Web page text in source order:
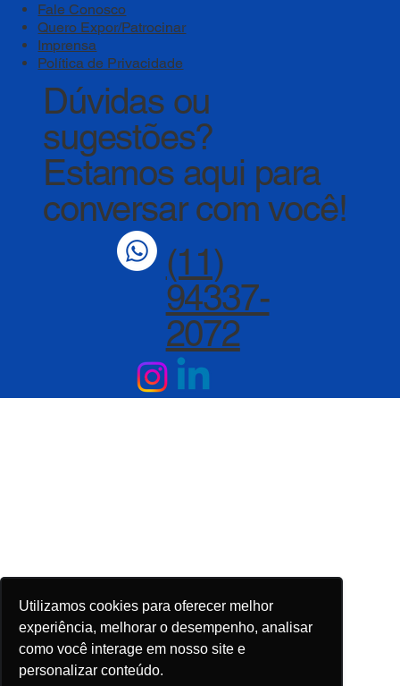
Utilizamos cookies para oferecer melhor
experiência, melhorar o desempenho, analisar
como você interage em nosso site e
personalizar conteúdo.
Fale Conosco
Quero Expor/Patrocinar
Imprensa
Política de Privacidade
Dúvidas ou
sugestões?
Estamos aqui para
conversar com você!
(11)
94337-
2072